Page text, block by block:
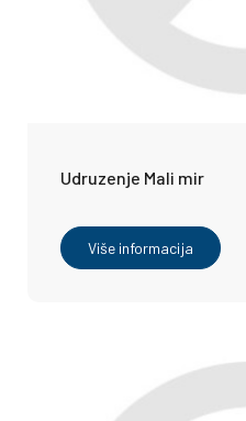
Udruzenje Mali mir
Više informacija